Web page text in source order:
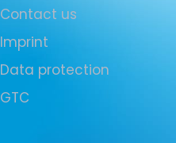
Contact us
Imprint
Data protection
GTC